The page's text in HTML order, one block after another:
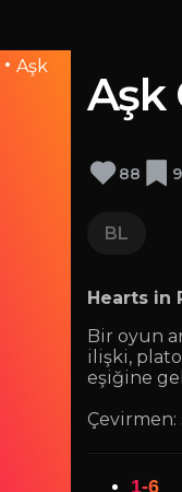
• Aşk
Aşk
88
BL
Hearts in
Bir oyun
ilişki,
eşiğine
Çevirmen:
1-6